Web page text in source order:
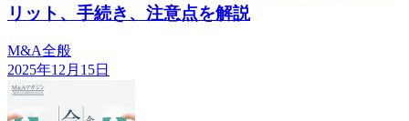
リット、手続き、注意点を解説
M&A全般
2025年12月15日